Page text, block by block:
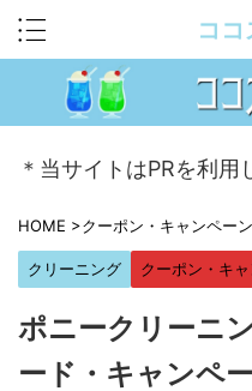
コ
＊当サイトはPRを利用
HOME >クーポン・キャンペー
クリーニング クーポン・キ
ポニークリーニ
ード・キャンペ